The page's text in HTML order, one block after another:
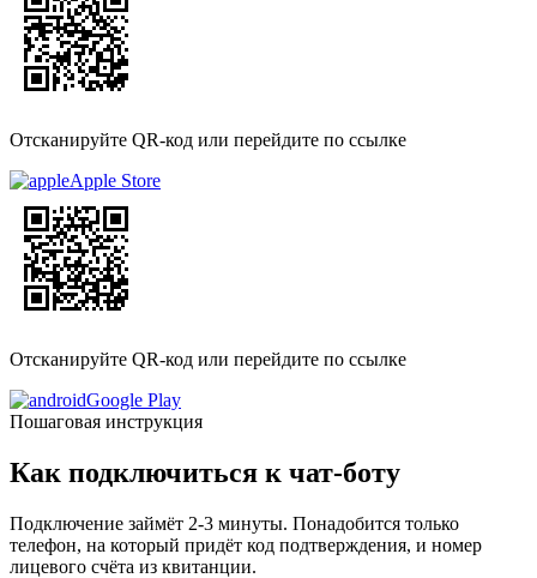
Отсканируйте QR-код или перейдите по ссылке
Apple Store
Отсканируйте QR-код или перейдите по ссылке
Google Play
Пошаговая инструкция
Как подключиться к чат-боту
Подключение займёт 2-3 минуты. Понадобится только
телефон, на который придёт код подтверждения, и номер
лицевого счёта из квитанции.